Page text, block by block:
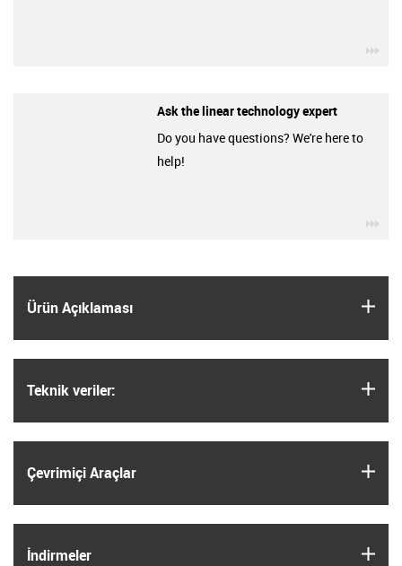
Ürün Açıklaması
Teknik veriler:
Çevrimiçi Araçlar
İndirmeler
Ask the linear technology expert
Do you have questions? We're here to
help!